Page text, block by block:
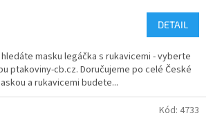
DETAIL
masku legáčka s rukavicemi - vyberte
ptakoviny-cb.cz. Doručujeme po celé České
a rukavicemi budete...
Kód: 4733